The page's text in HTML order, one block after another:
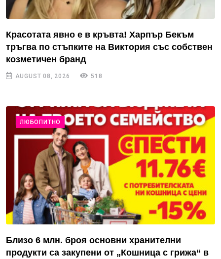
Красотата явно е в кръвта! Харпър Бекъм
тръгва по стъпките на Виктория със собствен
козметичен бранд
AUGUST 08, 2026 518
ЛЮБОПИТНО
Близо 6 млн. броя основни хранителни
продукти са закупени от „Кошница с грижа“ в